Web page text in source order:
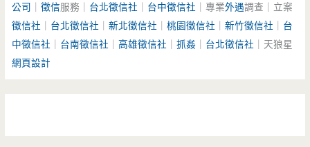
公司
｜徵信服務｜ 台北徵信社 台中徵信社 ｜專業外遇調查｜立案
徵信社
台北徵信社 ｜新北徵信社 ｜桃園徵信社 ｜新竹徵信社
台
中徵信社
台南徵信社 ｜高雄徵信社 ｜抓姦 台北徵信社 ｜天狼星
網頁設計